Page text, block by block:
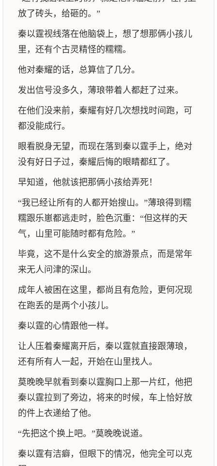
放了砖头，给砸的。”
秦以霆视线落在他脑袋上，想了想那俩小孩儿
里，还有个古灵精怪的糯糯。
他对秦耀的话，总算信了几分。
发出信号没多久，薄琅带着人都赶了过来。
在他们没来前，秦耀有好几次想找时间跑，可
都没能成行。
眼看脱身无望，而现在落到秦以霆手上，绝对
没有好日子过，秦耀后悔的眼睛都红了。
早知道，他就该把那俩小孩给弄死！
“我已经让所有的人都开始搜山。”薄琅得到糯
糯跟乐崽都逃走时，脸色沉重：“但这样的天
气，山里可能随时都有危险。”
毕竟，这不是什么安全的旅游景点，而是常年
来无人问津的深山。
成年人被困在这里，都尚且有危险，更何况现
在跑丢的是两个小孩儿。
秦以霆的心情跟他一样。
让人压着秦耀离开后，秦以霆就直接跟薄琅，
还有所有人一起，开始在山里找人。
莫晚晚早就看到秦以霆胸口上那一片红，他把
秦以霆拉到了旁边，将来的时候，车上恰好放
的件上衣递给了他。
“先把这个换上吧。”莫晚晚说道。
秦以霆有洁癖，但眼下的情况，他完全可以克